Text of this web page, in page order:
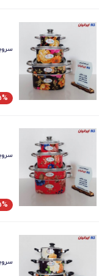
سرویس
سرویس
سرویس